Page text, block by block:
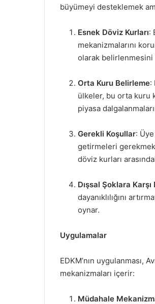
büyümeyi desteklemek
Esnek Döviz Kurları:
mekanizmalarını
olarak belirlenmesini
Orta Kuru Belirleme:
ülkeler, bu orta kuru
piyasa
Gerekli Koşullar:
getirmeleri
döviz kurları
Dışsal Şoklara Karşı
dayanıklılığını
oynar.
Uygulamalar
EDKM’nın uygulanması,
mekanizmaları içerir:
Müdahale